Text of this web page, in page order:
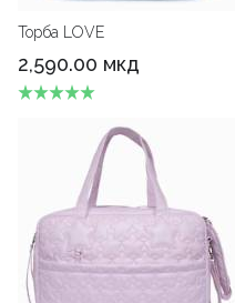
Торба LOVE
2,590.00 мкд